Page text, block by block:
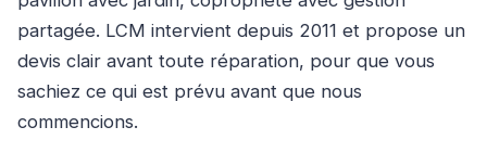
partagée. LCM intervient depuis 2011 et propose un
devis clair avant toute réparation, pour que vous
sachiez ce qui est prévu avant que nous
commencions.